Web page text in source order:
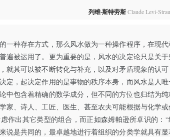
列维·斯特劳斯Claude Levi-
一种存在方式，那么风水做为一种操作程序，在现
遍被运用了。更为重要的是，风水的决定论只是关
就其可以被不断转化与补充，以及对矛盾现象的认可
定，起决定作用的是事物的秩序本身，而风水是人
包含着精确的数学成分，但不同的方位也归结为纯
家、诗人、工匠、医生、甚至农夫可能根据与化学
作出其它类型的组合，而正如森姆帕逊所卓识的：“
说是共同的，最卓越地进行着组织的分类学就具有